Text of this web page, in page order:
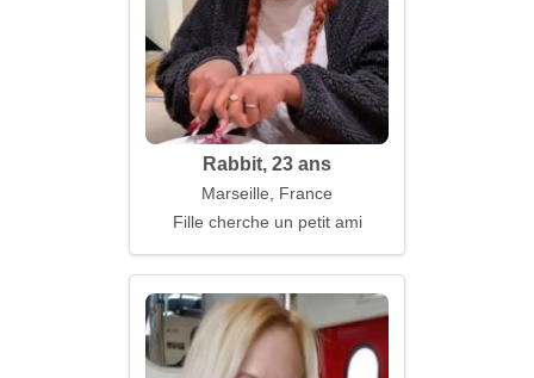
Rabbit, 23 ans
Marseille, France
Fille cherche un petit ami